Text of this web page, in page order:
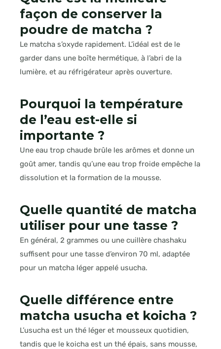
façon de conserver la
poudre de matcha ?
Le matcha s’oxyde rapidement. L’idéal est de le
garder dans une boîte hermétique, à l’abri de la
lumière, et au réfrigérateur après ouverture.
Pourquoi la température
de l’eau est-elle si
importante ?
Une eau trop chaude brûle les arômes et donne un
goût amer, tandis qu’une eau trop froide empêche la
dissolution et la formation de la mousse.
Quelle quantité de matcha
utiliser pour une tasse ?
En général, 2 grammes ou une cuillère chashaku
suffisent pour une tasse d’environ 70 ml, adaptée
pour un matcha léger appelé usucha.
Quelle différence entre
matcha usucha et koicha ?
L’usucha est un thé léger et mousseux quotidien,
tandis que le koicha est un thé épais, sans mousse,